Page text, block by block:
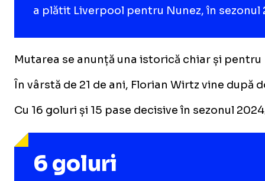
a plătit Liverpool pentru Nunez, în sezonul
Mutarea se anunță una istorică chiar și
În vârstă de 21 de ani, Florian Wirtz vine
Cu 16 goluri și 15 pase decisive în sezonul
6 goluri